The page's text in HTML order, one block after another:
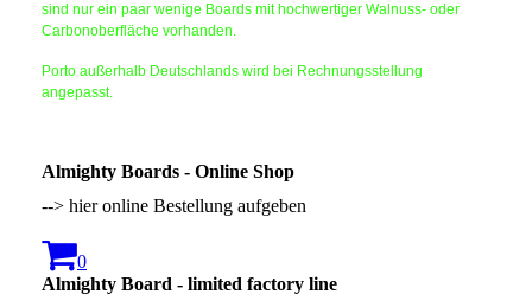
sind nur ein paar wenige Boards mit hochwertiger Walnuss- oder
Carbonoberfläche vorhanden.
Porto außerhalb Deutschlands wird bei Rechnungsstellung
angepasst.
Almighty Boards - Online Shop
--> hier online Bestellung aufgeben
0
Almighty Board - limited factory line